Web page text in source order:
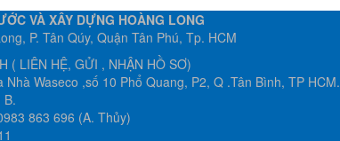
VÀ XÂY DỰNG HOÀNG LONG
P. Tân Qúy, Quận Tân Phú, Tp. HCM
( LIÊN HỆ, GỬI , NHẬN HỒ SƠ)
Waseco ,số 10 Phổ Quang, P2, Q .Tân Bình, TP HCM.
B.
863 696 (A. Thủy)